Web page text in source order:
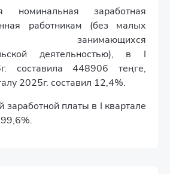
номинальная заработная
работникам (без малых
занимающихся
деятельностью), в I
составила 448906 теңге,
2025г. составил 12,4%.
заработной платы в I квартале